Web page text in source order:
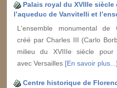
Palais royal du XVIIIe siècle
l’aqueduc de Vanvitelli et
L'ensemble monumental de
créé par Charles III (Carlo
milieu du XVIIIe siècle pour
avec Versailles [En savoir plus...]
Centre historique de